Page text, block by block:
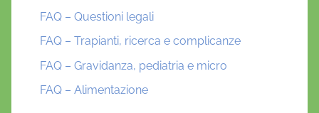
FAQ – Questioni legali
FAQ – Trapianti, ricerca e complicanze
FAQ – Gravidanza, pediatria e micro
FAQ – Alimentazione